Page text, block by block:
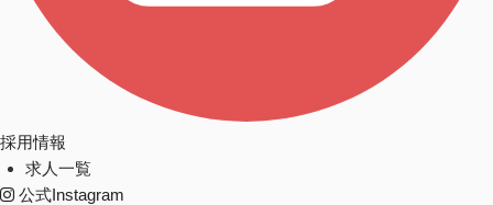
採用情報
求人一覧
公式Instagram